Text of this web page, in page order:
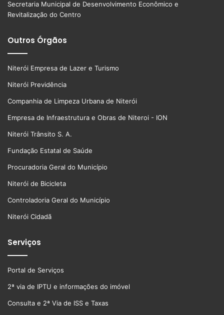
Secretaria Municipal de Desenvolvimento Econômico e
Revitalização do Centro
Outros Órgãos
Niterói Empresa de Lazer e Turismo
Niterói Previdência
Companhia de Limpeza Urbana de Niterói
Empresa de Infraestrutura e Obras de Niteroi - ION
Niterói Trânsito S. A.
Fundação Estatal de Saúde
Procuradoria Geral do Município
Niterói de Bicicleta
Controladoria Geral do Município
Niterói Cidadã
Serviços
Portal de Serviços
2ª via de IPTU e informações do imóvel
Consulta e 2ª Via de ISS e Taxas